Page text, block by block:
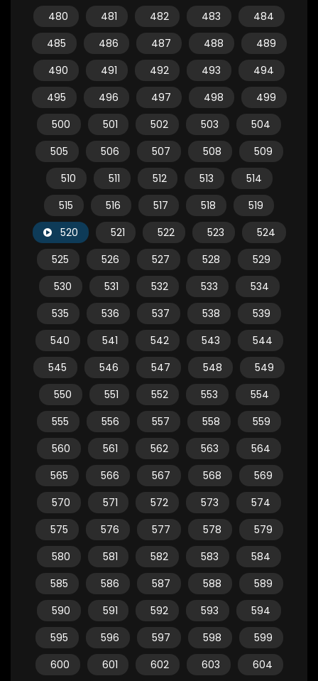
480 481 482 483
484
485
486 487 488
489
490
491 492 493
494
495
496 497 498
499
500
501 502 503
504
505
506 507 508
509
510
511 512 513
514
515
516 517 518
519
520
521 522 523
524
525
526 527 528
529
530
531 532 533
534
535
536 537 538
539
540
541 542 543
544
545
546 547 548
549
550
551 552 553
554
555
556 557 558
559
560
561 562 563
564
565
566 567 568
569
570
571 572 573
574
575
576 577 578
579
580
581 582 583
584
585
586 587 588
589
590
591 592 593
594
595
596 597 598
599
600
601 602 603
604